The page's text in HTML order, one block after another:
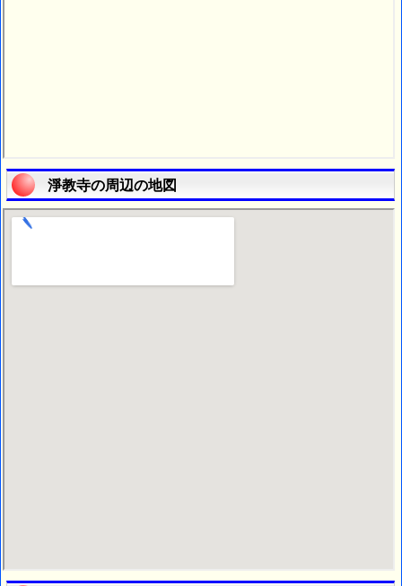
淨教寺の周辺の地図